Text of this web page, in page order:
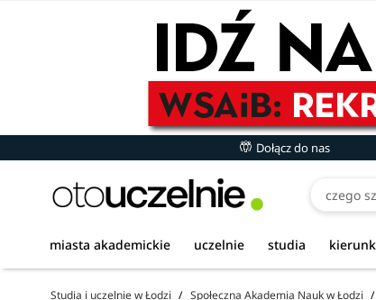
Dołącz do nas
miasta akademickie uczelnie studia
Studia i uczelnie w Łodzi Społeczna Akademia Nauk w Łodzi